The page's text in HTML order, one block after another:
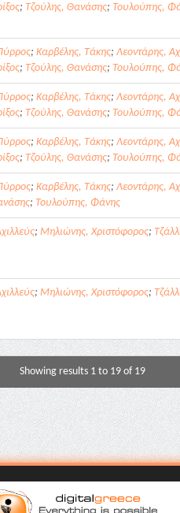
; Τζούλης, Θανάσης; Τουλούπης,
; Καρβέλης, Τάκης; Λεοντάρης,
; Τζούλης, Θανάσης; Τουλούπης,
; Καρβέλης, Τάκης; Λεοντάρης,
; Τζούλης, Θανάσης; Τουλούπης,
; Καρβέλης, Τάκης; Λεοντάρης,
; Τζούλης, Θανάσης; Τουλούπης,
; Καρβέλης, Τάκης; Λεοντάρης,
; Τουλούπης, Φάνης
; Μηλιώνης, Χριστόφορος;
; Μηλιώνης, Χριστόφορος;
Showing results 1 to 19 of 19